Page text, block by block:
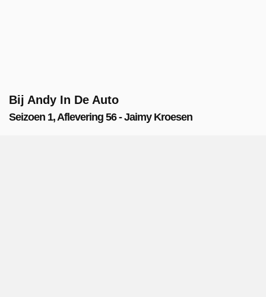
Bij Andy In De Auto
Seizoen 1, Aflevering 56 - Jaimy Kroesen